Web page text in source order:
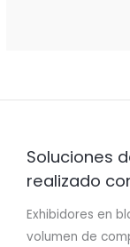
Soluciones
realizado
Exhibidores en
volumen de